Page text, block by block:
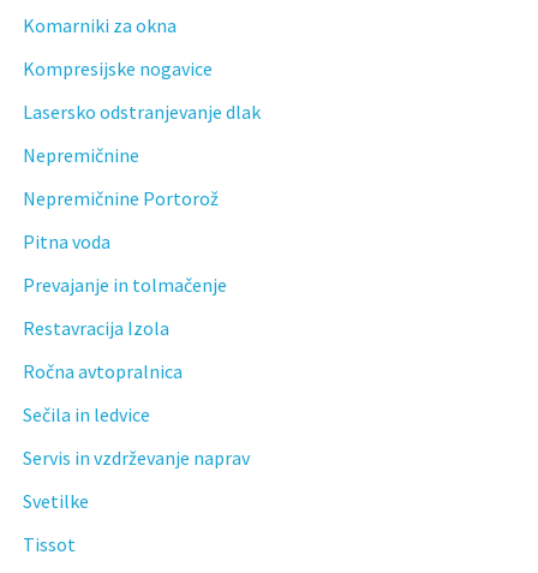
Komarniki za okna
Kompresijske nogavice
Lasersko odstranjevanje dlak
Nepremičnine
Nepremičnine Portorož
Pitna voda
Prevajanje in tolmačenje
Restavracija Izola
Ročna avtopralnica
Sečila in ledvice
Servis in vzdrževanje naprav
Svetilke
Tissot